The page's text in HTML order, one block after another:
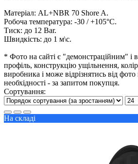
Матеріал: AL+NBR 70 Shore A.
Робоча температура: -30 / +105°С.
Тиск: до 12 Bar.
Швидкість: до 1 м\с.
* Фото на сайті є "демонстраційним" і
профіль, конструкцію ущільнення,
виробника і може відрізнятись від
необхідності - за запитом покупця.
Сортування:
На складі